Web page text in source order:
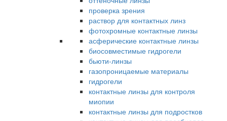
проверка зрения
раствор для контактных линз
фотохромные контактные линзы
асферические контактные линзы
биосовместимые гидрогели
бьюти-линзы
газопроницаемые материалы
гидрогели
контактные линзы для контроля
миопии
контактные линзы для подростков